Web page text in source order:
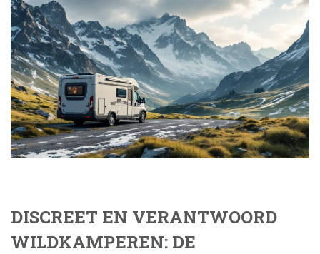
DISCREET EN VERANTWOORD
WILDKAMPEREN: DE